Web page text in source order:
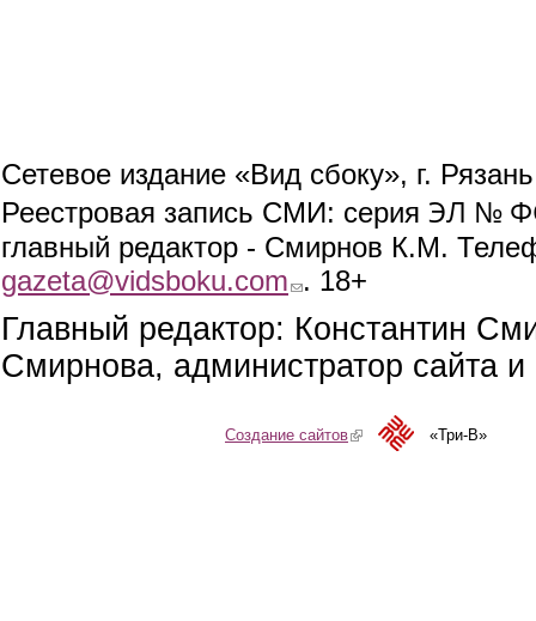
Сетевое издание «Вид сбоку», г.
Реестровая запись СМИ: серия ЭЛ №
главный редактор - Смирнов К.М.
gazeta@vidsboku.com (link sends e-mail)
. 18+
Главный редактор: Константин
Смирнова, администратор сайта
Создание сайтов(link is external)«Три-В»